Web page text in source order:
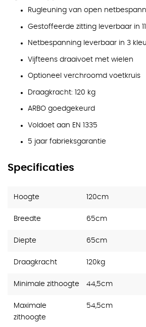
Rugleuning van open
Gestoffeerde zitting leverbaar in
Netbespanning leverbaar in 3
Vijfteens draaivoet met wielen
Optioneel verchroomd voetkruis
Draagkracht: 120 kg
ARBO goedgekeurd
Voldoet aan EN 1335
5 jaar fabrieksgarantie
Specificaties
Hoogte 120cm
Breedte 65cm
Diepte 65cm
Draagkracht 120kg
Minimale zithoogte 44,5cm
Maximale
zithoogte
54,5cm